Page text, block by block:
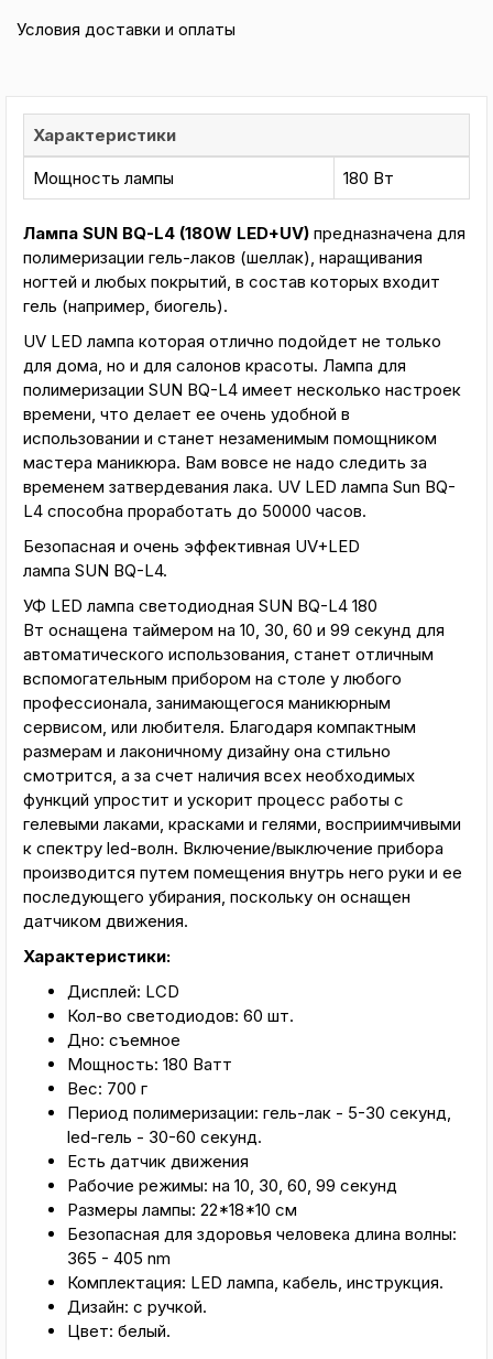
Условия доставки и оплаты
Характеристики
Мощность лампы 180 Вт
Лампа SUN BQ-L4 (180W LED+UV) предназначена для
полимеризации гель-лаков (шеллак), наращивания
ногтей и любых покрытий, в состав которых входит
гель (например, биогель).
UV LED лампа которая отлично подойдет не только
для дома, но и для салонов красоты. Лампа для
полимеризации SUN BQ-L4 имеет несколько настроек
времени, что делает ее очень удобной в
использовании и станет незаменимым помощником
мастера маникюра. Вам вовсе не надо следить за
временем затвердевания лака. UV LED лампа Sun BQ-
L4 способна проработать до 50000 часов.
Безопасная и очень эффективная UV+LED
лампа SUN BQ-L4.
УФ LED лампа светодиодная SUN BQ-L4 180
Вт оснащена таймером на 10, 30, 60 и 99 секунд для
автоматического использования, станет отличным
вспомогательным прибором на столе у любого
профессионала, занимающегося маникюрным
сервисом, или любителя. Благодаря компактным
размерам и лаконичному дизайну она стильно
смотрится, а за счет наличия всех необходимых
функций упростит и ускорит процесс работы с
гелевыми лаками, красками и гелями, восприимчивыми
к спектру led-волн. Включение/выключение прибора
производится путем помещения внутрь него руки и ее
последующего убирания, поскольку он оснащен
датчиком движения.
Характеристики:
Дисплей: LCD
Кол-во светодиодов: 60 шт.
Дно: съемное
Мощность: 180 Ватт
Вес: 700 г
Период полимеризации: гель-лак - 5-30 секунд,
led-гель - 30-60 секунд.
Есть датчик движения
Рабочие режимы: на 10, 30, 60, 99 секунд
Размеры лампы: 22*18*10 см
Безопасная для здоровья человека длина волны:
365 - 405 nm
Комплектация: LED лампа, кабель, инструкция.
Дизайн: с ручкой.
Цвет: белый.